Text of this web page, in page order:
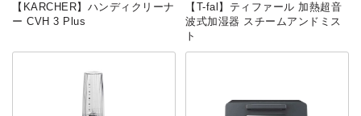
【KARCHER】ハンディクリーナ
ー CVH 3 Plus
【T-fal】ティファール 加熱超音
波式加湿器 スチームアンドミス
ト